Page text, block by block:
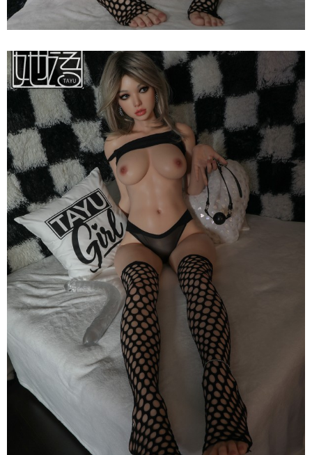
Thật
Búp
Bê
Tình
Dục
Nhật
Bản
Tayu
Katniss
Ver
2
150cm
Siêu
Thật